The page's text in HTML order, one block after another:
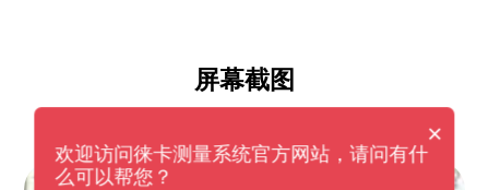
屏幕截图
×
欢迎访问徕卡测量系统官方网站，请问有什
么可以帮您？